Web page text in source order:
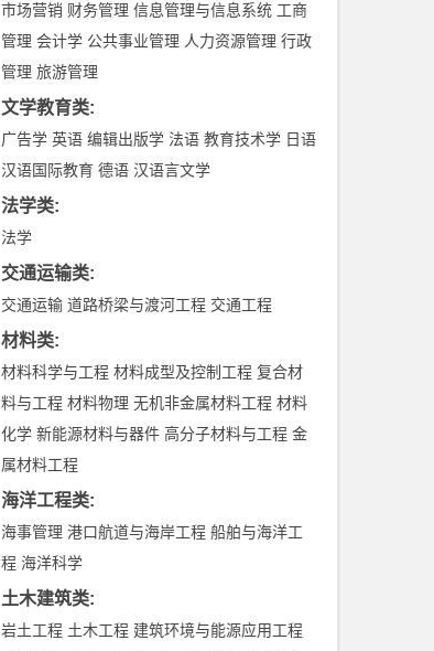
市场营销 财务管理 信息管理与信息系统 工商
管理 会计学 公共事业管理 人力资源管理 行政
管理 旅游管理
文学教育类:
广告学 英语 编辑出版学 法语 教育技术学 日语
汉语国际教育 德语 汉语言文学
法学类:
法学
交通运输类:
交通运输 道路桥梁与渡河工程 交通工程
材料类:
材料科学与工程 材料成型及控制工程 复合材
料与工程 材料物理 无机非金属材料工程 材料
化学 新能源材料与器件 高分子材料与工程 金
属材料工程
海洋工程类:
海事管理 港口航道与海岸工程 船舶与海洋工
程 海洋科学
土木建筑类:
岩土工程 土木工程 建筑环境与能源应用工程